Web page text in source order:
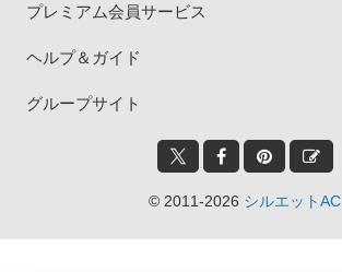
プレミアム会員サービス
ヘルプ＆ガイド
グループサイト
© 2011-2026 シルエットAC